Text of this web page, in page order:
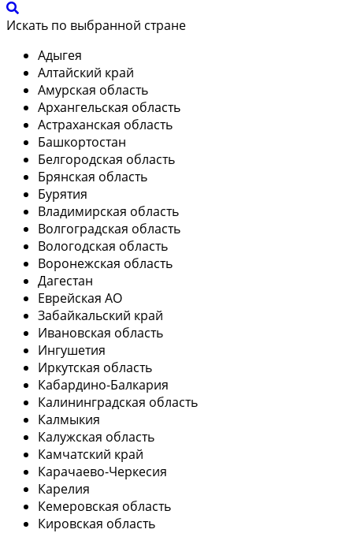
Искать по выбранной стране
Адыгея
Алтайский край
Амурская область
Архангельская область
Астраханская область
Башкортостан
Белгородская область
Брянская область
Бурятия
Владимирская область
Волгоградская область
Вологодская область
Воронежская область
Дагестан
Еврейская АО
Забайкальский край
Ивановская область
Ингушетия
Иркутская область
Кабардино-Балкария
Калининградская область
Калмыкия
Калужская область
Камчатский край
Карачаево-Черкесия
Карелия
Кемеровская область
Кировская область